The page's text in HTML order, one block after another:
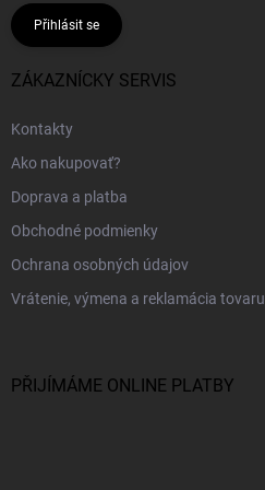
Přihlásit se
ZÁKAZNÍCKY SERVIS
Kontakty
Ako nakupovať?
Doprava a platba
Obchodné podmienky
Ochrana osobných údajov
Vrátenie, výmena a reklamácia tovaru
PŘIJÍMÁME ONLINE PLATBY